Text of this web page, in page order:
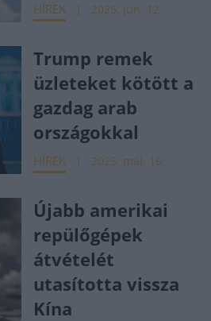
HÍREK 2025. jún. 12.
Trump remek
üzleteket kötött a
gazdag arab
országokkal
HÍREK 2025. máj. 16.
Újabb amerikai
repülőgépek
átvételét
utasította vissza
Kína